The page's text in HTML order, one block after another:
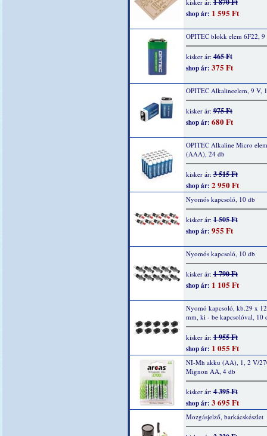
kisker ár:1 870 Ft
shop ár: 1 595 Ft
OPITEC blokk elem 6F22, 9
kisker ár:465 Ft
shop ár: 375 Ft
OPITEC Alkalineelem, 9 V,
kisker ár:975 Ft
shop ár: 680 Ft
OPITEC Alkaline Micro
(AAA), 24 db
kisker ár:3 515 Ft
shop ár: 2 950 Ft
Nyomós kapcsoló, 10 db
kisker ár:1 505 Ft
shop ár: 955 Ft
Nyomós kapcsoló, 10 db
kisker ár:1 790 Ft
shop ár: 1 105 Ft
Nyomó kapcsoló, kb.29 x
mm, ki - be kapcsolóval, 10
kisker ár:1 955 Ft
shop ár: 1 055 Ft
NI-Mh akku (AA), 1, 2 V/
Mignon AA, 4 db
kisker ár:4 395 Ft
shop ár: 3 695 Ft
Mozgásjelző, barkácskészlet